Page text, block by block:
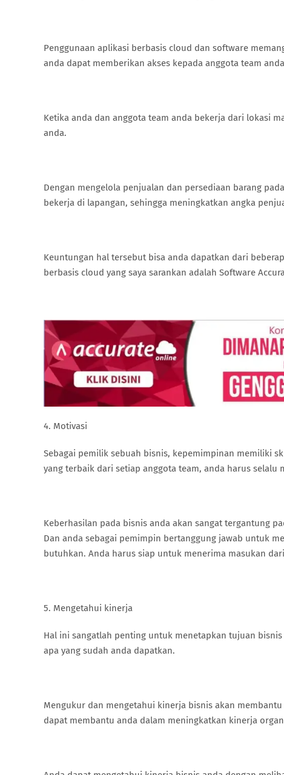
Penggunaan aplikasi berbasis cloud dan software
anda dapat memberikan akses kepada anggota team
Ketika anda dan anggota team anda bekerja dari lokasi
anda.
Dengan mengelola penjualan dan persediaan barang
bekerja di lapangan, sehingga meningkatkan angka
Keuntungan hal tersebut bisa anda dapatkan dari
berbasis cloud yang saya sarankan adalah Software
4. Motivasi
Sebagai pemilik sebuah bisnis, kepemimpinan memiliki
yang terbaik dari setiap anggota team, anda harus selalu
Keberhasilan pada bisnis anda akan sangat tergantung
Dan anda sebagai pemimpin bertanggung jawab untuk
butuhkan. Anda harus siap untuk menerima masukan
5. Mengetahui kinerja
Hal ini sangatlah penting untuk menetapkan tujuan
apa yang sudah anda dapatkan.
Mengukur dan mengetahui kinerja bisnis akan
dapat membantu anda dalam meningkatkan kinerja